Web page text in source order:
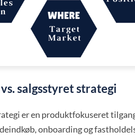
salgsstyret strategi
er en produktfokuseret
onboarding og